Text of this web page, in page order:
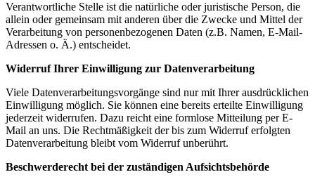
Verantwortliche Stelle ist die natürliche oder juristische Person, die
allein oder gemeinsam mit anderen über die Zwecke und Mittel der
Verarbeitung von personenbezogenen Daten (z.B. Namen, E-Mail-
Adressen o. Ä.) entscheidet.
Widerruf Ihrer Einwilligung zur Datenverarbeitung
Viele Datenverarbeitungsvorgänge sind nur mit Ihrer ausdrücklichen
Einwilligung möglich. Sie können eine bereits erteilte Einwilligung
jederzeit widerrufen. Dazu reicht eine formlose Mitteilung per E-
Mail an uns. Die Rechtmäßigkeit der bis zum Widerruf erfolgten
Datenverarbeitung bleibt vom Widerruf unberührt.
Beschwerderecht bei der zuständigen Aufsichtsbehörde